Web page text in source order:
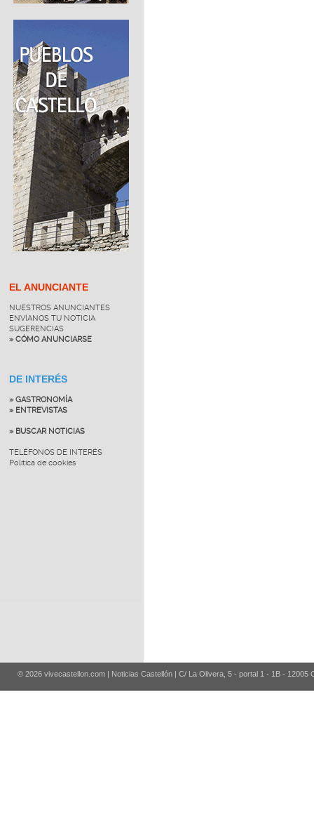
EL ANUNCIANTE
NUESTROS ANUNCIANTES
ENVÍANOS TU NOTICIA
SUGERENCIAS
» CÓMO ANUNCIARSE
DE INTERÉS
» GASTRONOMÍA
» ENTREVISTAS
» BUSCAR NOTICIAS
TELÉFONOS DE INTERÉS
Política de cookies
© 2026 vivecastellon.com | Noticias Castellón | C/ La Olivera, 5 - portal 1 - 1B - 12005